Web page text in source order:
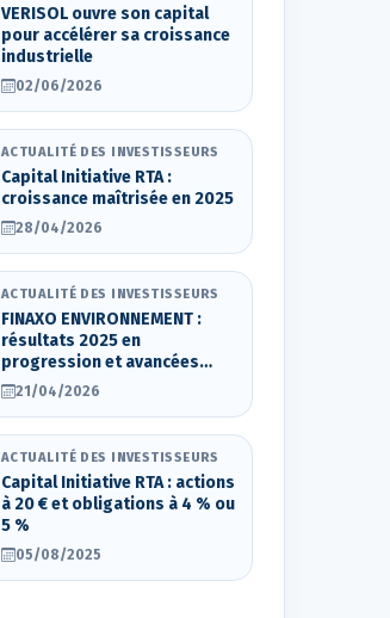
VERISOL ouvre son capital
pour accélérer sa croissance
industrielle
02/06/2026
ACTUALITÉ DES INVESTISSEURS
Capital Initiative RTA :
croissance maîtrisée en 2025
28/04/2026
ACTUALITÉ DES INVESTISSEURS
FINAXO ENVIRONNEMENT :
résultats 2025 en
progression et avancées
stratégiques
21/04/2026
ACTUALITÉ DES INVESTISSEURS
Capital Initiative RTA : actions
à 20 € et obligations à 4 % ou
5 %
05/08/2025